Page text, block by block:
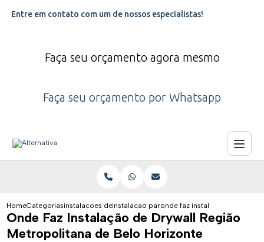
Entre em contato com um de nossos especialistas!
Faça seu orçamento agora mesmo
Faça seu orçamento por Whatsapp
HomeCategoriasinstalacoes de drywallinstalacao para parede de drywall
onde faz instalacao de
Onde Faz Instalação de Drywall Região
Metropolitana de Belo Horizonte